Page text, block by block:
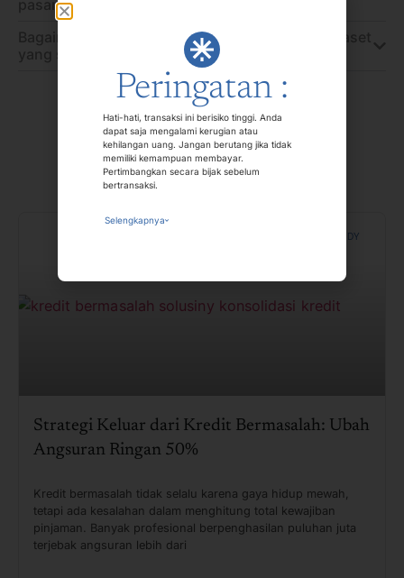
pasangan?
Bagaimana Pijar menjamin keamanan sertifikat aset
Learn More About
Financial Health
CASE STUDY
Strategi Keluar dari Kredit Bermasalah: Ubah
Angsuran Ringan 50%
Kredit bermasalah tidak selalu karena gaya hidup mewah,
tetapi ada kesalahan dalam menghitung total kewajiban
pinjaman. Banyak profesional berpenghasilan puluhan juta
terjebak angsuran lebih dari
Peringatan :
Hati-hati, transaksi ini berisiko tinggi. Anda
dapat saja mengalami kerugian atau
kehilangan uang. Jangan berutang jika tidak
memiliki kemampuan membayar.
Pertimbangkan secara bijak sebelum
bertransaksi.
Selengkapnya